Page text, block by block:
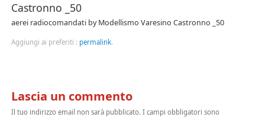
Castronno _50
aerei radiocomandati by Modellismo Varesino Castronno _50
Aggiungi ai preferiti : permalink.
Lascia un commento
Il tuo indirizzo email non sarà pubblicato. I campi obbligatori sono